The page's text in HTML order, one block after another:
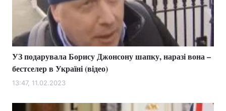
Тема оформлення
УЗ подарувала Борису Джонсону шапку, наразі вона –
бестселер в Україні (відео)
13:47, 11.02.2023